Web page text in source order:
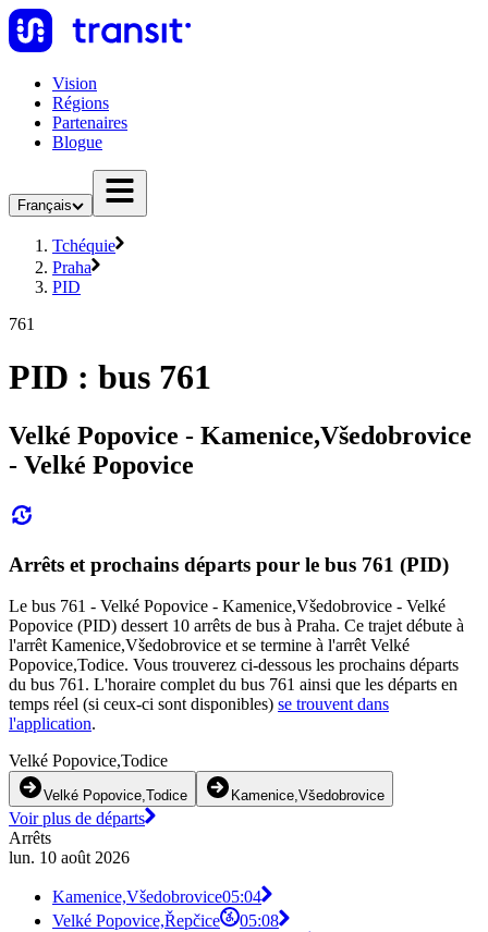
Vision
Régions
Partenaires
Blogue
Français
Tchéquie
Praha
PID
761
PID : bus 761
Velké Popovice - Kamenice,Všedobrovice
- Velké Popovice
Arrêts et prochains départs pour le bus 761 (PID)
Le bus 761 - Velké Popovice - Kamenice,Všedobrovice - Velké
Popovice (PID) dessert 10 arrêts de bus à Praha. Ce trajet débute à
l'arrêt Kamenice,Všedobrovice et se termine à l'arrêt Velké
Popovice,Todice. Vous trouverez ci-dessous les prochains départs
du bus 761. L'horaire complet du bus 761 ainsi que les départs en
temps réel (si ceux-ci sont disponibles) se trouvent dans
l'application.
Velké Popovice,Todice
Velké Popovice,Todice Kamenice,Všedobrovice
Voir plus de départs
Arrêts
lun. 10 août 2026
Kamenice,Všedobrovice05:04
Velké Popovice,Řepčice
05:08